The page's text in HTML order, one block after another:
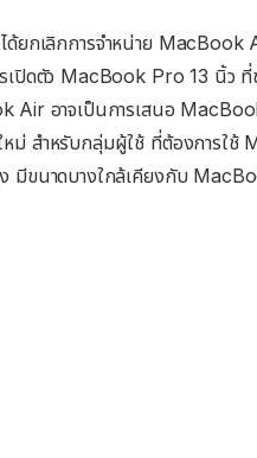
ด้ยกเลิกการจำหน่าย MacBook
รเปิดตัว MacBook Pro 13 นิ้ว ที่
Air อาจเป็นการเสนอ
หม่ สำหรับกลุ่มผู้ใช้ ที่ต้องการใช้
มีขนาดบางใกล้เคียงกับ